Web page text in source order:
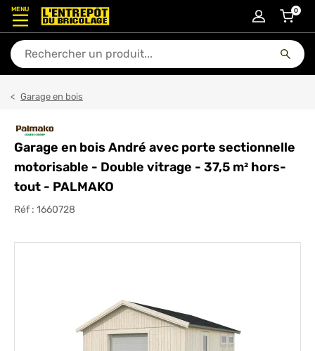
MENU
En quoi puis-je vous aider ?
0article
Garage en bois
Garage en bois André avec porte sectionnelle
motorisable - Double vitrage - 37,5 m² hors-
tout - PALMAKO
Réf : 1660728